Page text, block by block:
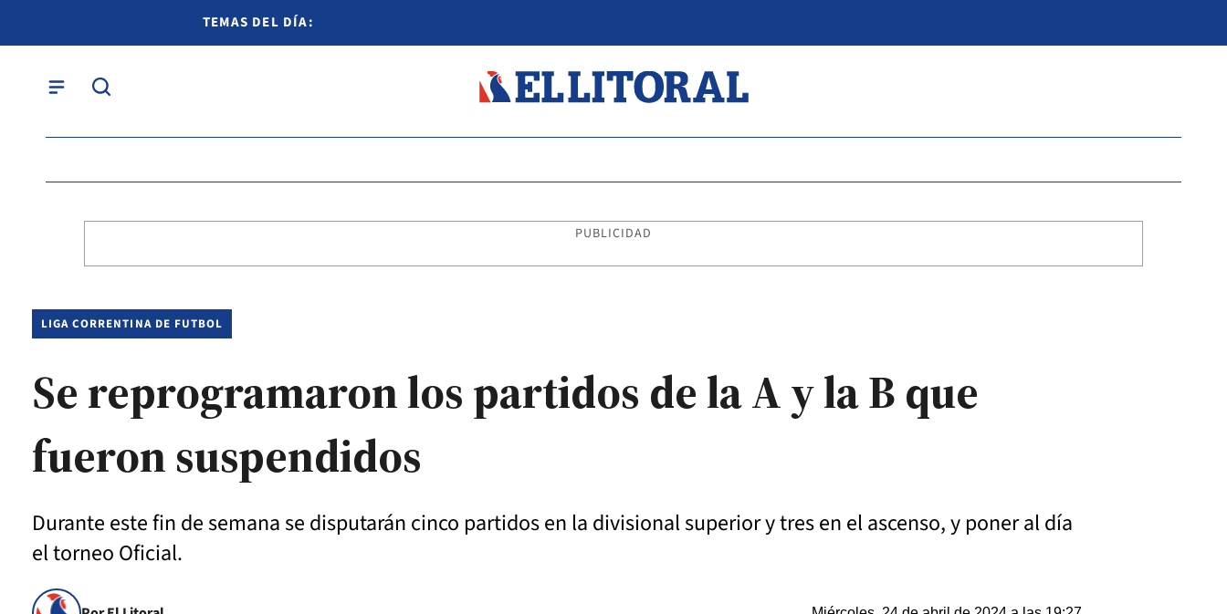
TEMAS DEL DÍA:
PUBLICIDAD
LIGA CORRENTINA DE FUTBOL
Se reprogramaron los partidos de la A y la B que
fueron suspendidos
Durante este fin de semana se disputarán cinco partidos en la divisional superior y tres en el ascenso, y poner al día
el torneo Oficial.